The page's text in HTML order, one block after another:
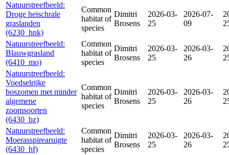
Natuurstreefbeeld:
Droge heischrale
graslanden
(6230_hnk)
Common
habitat of
species
Dimitri
Brosens
2026-03-
25
2026-07-
09
Natuurstreefbeeld:
Blauwgrasland
(6410_mo)
Common
habitat of
species
Dimitri
Brosens
2026-03-
25
2026-03-
26
Natuurstreefbeeld:
Voedselrijke
boszomen met minder
algemene
zoomsoorten
(6430_bz)
Common
habitat of
species
Dimitri
Brosens
2026-03-
25
2026-03-
26
Natuurstreefbeeld:
Moerasspirearuigte
(6430_hf)
Common
habitat of
species
Dimitri
Brosens
2026-03-
25
2026-03-
26